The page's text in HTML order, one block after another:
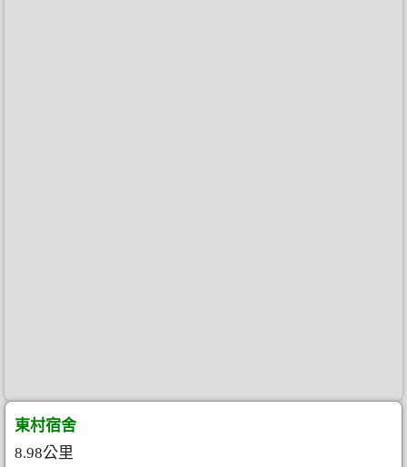
東村宿舍
8.98公里